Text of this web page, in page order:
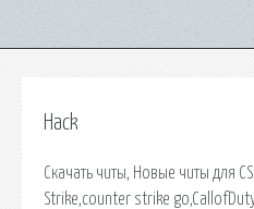
Hack
Скачать читы, Новые читы для
Strike,counter strike